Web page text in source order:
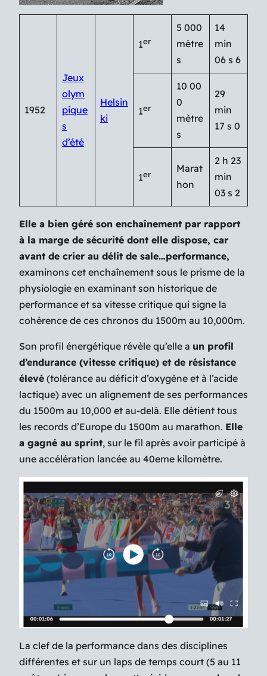
1952
Jeux
olym
pique
s
d’été
Helsin
ki
1er
5 000
mètre
s
14
min
06 s 6
1er
10 00
0
mètre
s
29
min
17 s 0
1er
Marat
hon
2 h 23
min
03 s 2
Elle a bien géré son enchaînement par rapport
à la marge de sécurité dont elle dispose, car
avant de crier au délit de sale…performance,
examinons cet enchaînement sous le prisme de la
physiologie en examinant son historique de
performance et sa vitesse critique qui signe la
cohérence de ces chronos du 1500m au 10,000m.
Son profil énergétique révèle qu’elle a un profil
d’endurance (vitesse critique) et de résistance
élevé (tolérance au déficit d’oxygène et à l’acide
lactique) avec un alignement de ses performances
du 1500m au 10,000 et au-delà. Elle détient tous
les records d’Europe du 1500m au marathon. Elle
a gagné au sprint, sur le fil après avoir participé à
une accélération lancée au 40eme kilomètre.
La clef de la performance dans des disciplines
différentes et sur un laps de temps court (5 au 11